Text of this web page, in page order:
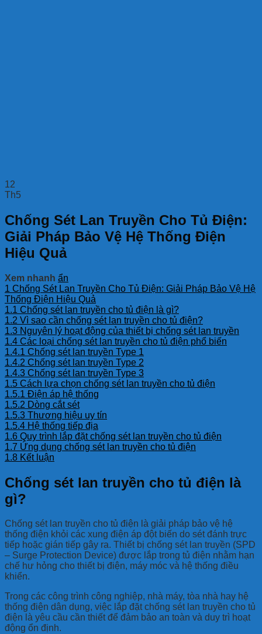
12
Th5
Chống Sét Lan Truyền Cho Tủ Điện:
Giải Pháp Bảo Vệ Hệ Thống Điện
Hiệu Quả
Xem nhanh ẩn
1 Chống Sét Lan Truyền Cho Tủ Điện: Giải Pháp Bảo Vệ Hệ
Thống Điện Hiệu Quả
1.1 Chống sét lan truyền cho tủ điện là gì?
1.2 Vì sao cần chống sét lan truyền cho tủ điện?
1.3 Nguyên lý hoạt động của thiết bị chống sét lan truyền
1.4 Các loại chống sét lan truyền cho tủ điện phổ biến
1.4.1 Chống sét lan truyền Type 1
1.4.2 Chống sét lan truyền Type 2
1.4.3 Chống sét lan truyền Type 3
1.5 Cách lựa chọn chống sét lan truyền cho tủ điện
1.5.1 Điện áp hệ thống
1.5.2 Dòng cắt sét
1.5.3 Thương hiệu uy tín
1.5.4 Hệ thống tiếp địa
1.6 Quy trình lắp đặt chống sét lan truyền cho tủ điện
1.7 Ứng dụng chống sét lan truyền cho tủ điện
1.8 Kết luận
Chống sét lan truyền cho tủ điện là
gì?
Chống sét lan truyền cho tủ điện là giải pháp bảo vệ hệ
thống điện khỏi các xung điện áp đột biến do sét đánh trực
tiếp hoặc gián tiếp gây ra. Thiết bị chống sét lan truyền (SPD
– Surge Protection Device) được lắp trong tủ điện nhằm hạn
chế hư hỏng cho thiết bị điện, máy móc và hệ thống điều
khiển.
Trong các công trình công nghiệp, nhà máy, tòa nhà hay hệ
thống điện dân dụng, việc lắp đặt chống sét lan truyền cho tủ
điện là yêu cầu cần thiết để đảm bảo an toàn và duy trì hoạt
động ổn định.